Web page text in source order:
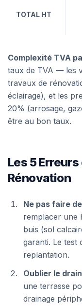
TOTAL HT
Complexité TVA
taux de TVA — les
travaux de
éclairage), et les
20% (arrosage,
être au bon taux.
Les 5
Rénovation
Ne pas faire
remplacer une
buis (sol
garanti. Le test
replantation.
Oublier le
une terrasse
drainage